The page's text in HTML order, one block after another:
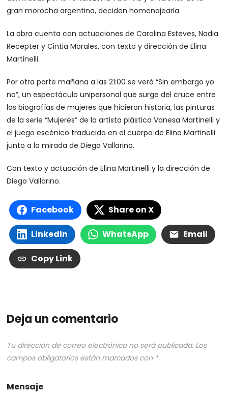
gran morocha argentina, deciden homenajearla.
La obra cuenta con actuaciones de Carolina Esteves, Nadia
Recepter y Cintia Morales, con texto y dirección de Elina
Martinelli.
Por otra parte mañana a las 21:00 se verá “Sin embargo yo
no”, un espectáculo unipersonal que surge del cruce entre
las biografías de mujeres que hicieron historia, las pinturas
de la serie “Mujeres” de la artista plástica Vanesa Martinelli y
el juego escénico traducido en el cuerpo de Elina Martinelli
junto a la mirada de Diego Vallarino.
Con texto y actuación de Elina Martinelli y la dirección de
Diego Vallarino.
Facebook Share on X
LinkedIn WhatsApp Email
Copy Link
Deja un comentario
Tu dirección de correo electrónico no será publicada. Los
campos obligatorios están marcados con *
Mensaje